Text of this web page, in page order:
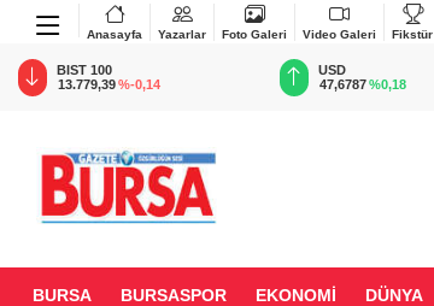
Anasayfa Yazarlar Foto Galeri Video Galeri Fikstür
BIST 100
13.779,39%-0,14
USD
47,6787 %0,18
BURSA BURSASPOR EKONOMİ DÜNYA